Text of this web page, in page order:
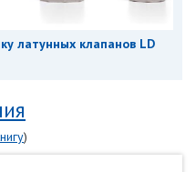
латунных клапанов LD
)